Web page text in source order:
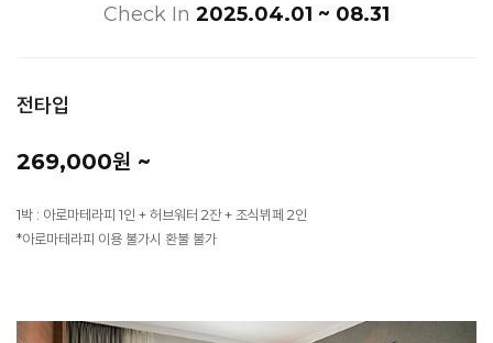
Check In 2025.04.01 ~ 08.31
전타입
269,000원 ~
1박 : 아로마테라피 1인 + 허브워터 2잔 + 조식뷔페 2인
*아로마테라피 이용 불가시 환불 불가